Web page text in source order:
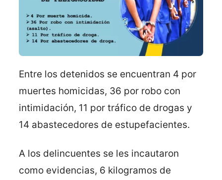
Entre los detenidos se encuentran 4 por
muertes homicidas, 36 por robo con
intimidación, 11 por tráfico de drogas y
14 abastecedores de estupefacientes.
A los delincuentes se les incautaron
como evidencias, 6 kilogramos de